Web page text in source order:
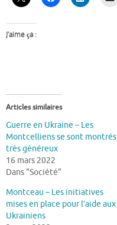
J’aime ça :
Articles similaires
Guerre en Ukraine – Les
Montcelliens se sont montrés
très généreux
16 mars 2022
Dans "Société"
Montceau – Les initiatives
mises en place pour l’aide aux
Ukrainiens